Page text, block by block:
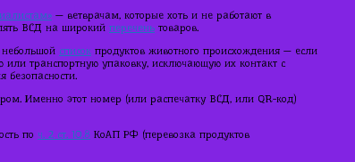
— ветврачам, которые хоть и не работают в
ВСД на широкий перечень товаров.
список продуктов животного происхождения — если
транспортную упаковку, исключающую их контакт с
Именно этот номер (или распечатку ВСД, или QR-код)
по ч. 2 ст. 10.8 КоАП РФ (перевозка продуктов